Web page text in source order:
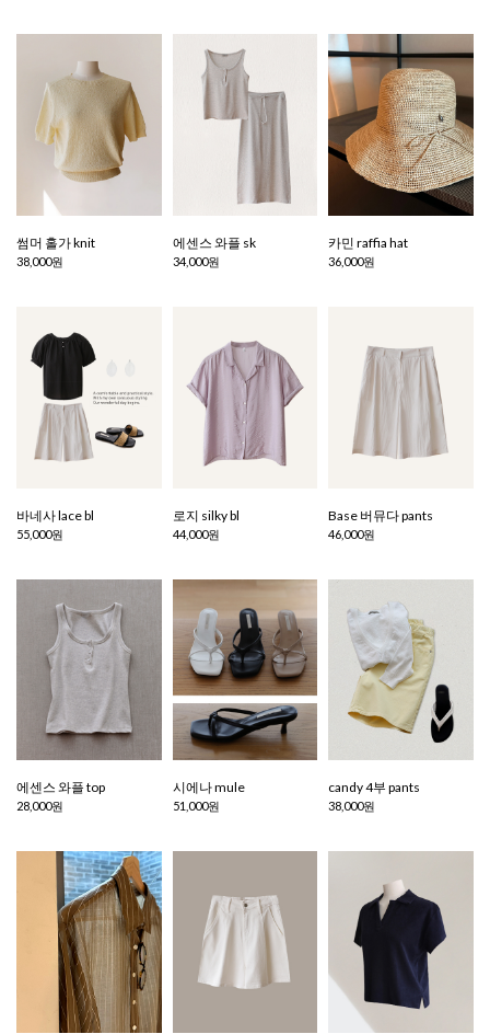
썸머 홀가 knit
38,000원
에센스 와플 sk
34,000원
카민 raffia hat
36,000원
바네사 lace bl
55,000원
로지 silky bl
44,000원
Base 버뮤다 pants
46,000원
에센스 와플 top
28,000원
시에나 mule
51,000원
candy 4부 pants
38,000원